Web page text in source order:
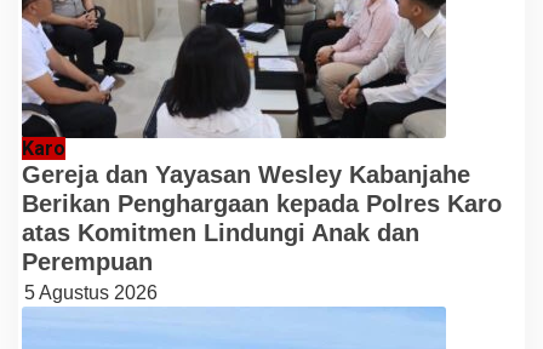
Karo
Gereja dan Yayasan Wesley Kabanjahe
Berikan Penghargaan kepada Polres Karo
atas Komitmen Lindungi Anak dan
Perempuan
5 Agustus 2026